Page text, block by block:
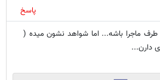
پاسخ
ماجرا باشه... اما شواهد نشون میده (
دارن...